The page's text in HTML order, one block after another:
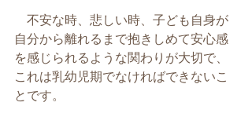
不安な時、悲しい時、子ども自身が
自分から離れるまで抱きしめて安心感
を感じられるような関わりが大切で、
これは乳幼児期でなければできないこ
とです。